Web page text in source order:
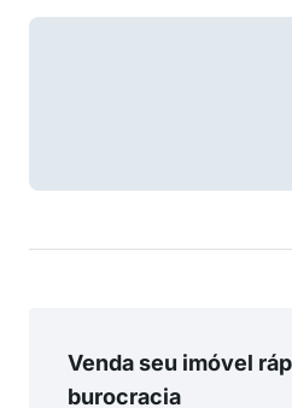
Venda seu imóvel
burocracia